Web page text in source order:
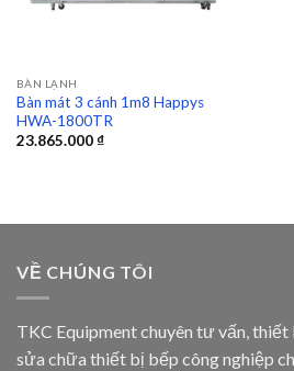
BÀN LẠNH
Bàn mát 3 cánh 1m8 Happys
HWA-1800TR
23.865.000₫
VỀ CHÚNG TÔI
TKC Equipment chuyên tư vấn, thiết
sửa chữa thiết bị bếp công nghiệp